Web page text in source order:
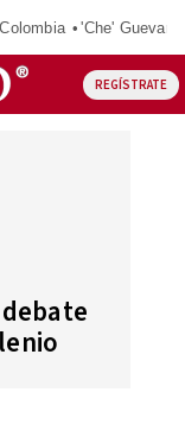
'Che' Guevara
REGÍSTRATE